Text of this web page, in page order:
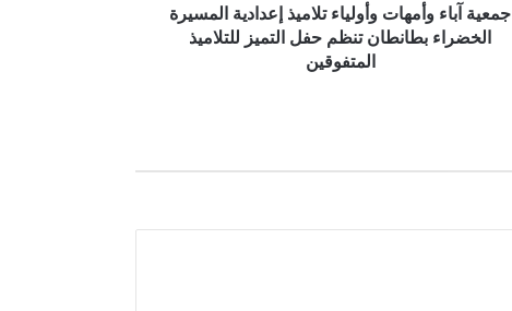
جمعية آباء وأمهات وأولياء تلاميذ إعدادية المسيرة
الخضراء بطانطان تنظم حفل التميز للتلاميذ
المتفوقين